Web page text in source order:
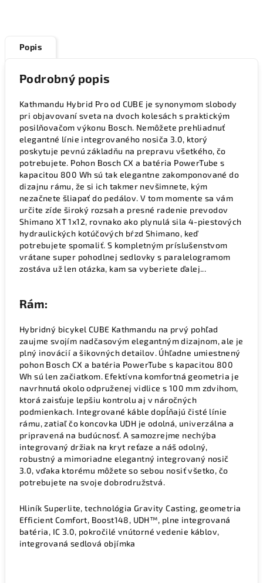
Popis
Podrobný popis
Kathmandu Hybrid Pro od CUBE je synonymom slobody
pri objavovaní sveta na dvoch kolesách s praktickým
posilňovačom výkonu Bosch. Nemôžete prehliadnuť
elegantné línie integrovaného nosiča 3.0, ktorý
poskytuje pevnú základňu na prepravu všetkého, čo
potrebujete. Pohon Bosch CX a batéria PowerTube s
kapacitou 800 Wh sú tak elegantne zakomponované do
dizajnu rámu, že si ich takmer nevšimnete, kým
nezačnete šliapať do pedálov. V tom momente sa vám
určite zíde široký rozsah a presné radenie prevodov
Shimano XT 1x12, rovnako ako plynulá sila 4-piestových
hydraulických kotúčových bŕzd Shimano, keď
potrebujete spomaliť. S kompletným príslušenstvom
vrátane super pohodlnej sedlovky s paralelogramom
zostáva už len otázka, kam sa vyberiete ďalej...
Rám:
Hybridný bicykel CUBE Kathmandu na prvý pohľad
zaujme svojím nadčasovým elegantným dizajnom, ale je
plný inovácií a šikovných detailov. Úhľadne umiestnený
pohon Bosch CX a batéria PowerTube s kapacitou 800
Wh sú len začiatkom. Efektívna komfortná geometria je
navrhnutá okolo odpruženej vidlice s 100 mm zdvihom,
ktorá zaisťuje lepšiu kontrolu aj v náročných
podmienkach. Integrované káble dopĺňajú čisté línie
rámu, zatiaľ čo koncovka UDH je odolná, univerzálna a
pripravená na budúcnosť. A samozrejme nechýba
integrovaný držiak na kryt reťaze a náš odolný,
robustný a mimoriadne elegantný integrovaný nosič
3.0, vďaka ktorému môžete so sebou nosiť všetko, čo
potrebujete na svoje dobrodružstvá.
Hliník Superlite, technológia Gravity Casting, geometria
Efficient Comfort, Boost148, UDH™, plne integrovaná
batéria, IC 3.0, pokročilé vnútorné vedenie káblov,
integrovaná sedlová objímka